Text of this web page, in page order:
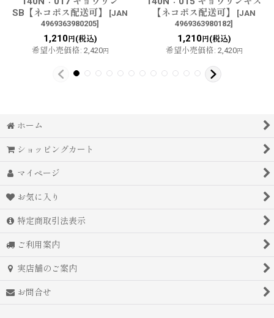
SB【ネコポス配送可】
[JAN
4969363980205]
1,210円(税込)
希望小売価格: 2,420円
【ネコポス配送可】
[JAN
4969363980182]
1,210円(税込)
希望小売価格: 2,420円
ホーム
ショッピングカート
マイページ
お気に入り
特定商取引法表示
ご利用案内
実店舗のご案内
お問合せ